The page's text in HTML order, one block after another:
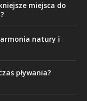
miejsca do
natury i
pływania?